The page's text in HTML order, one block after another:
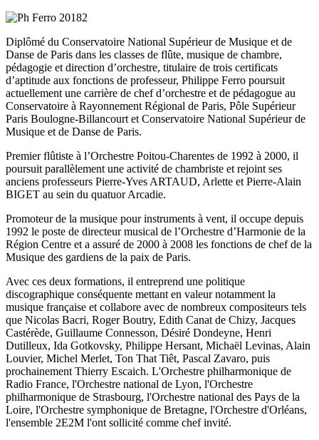
Diplômé du Conservatoire National Supérieur de Musique et de
Danse de Paris dans les classes de flûte, musique de chambre,
pédagogie et direction d’orchestre, titulaire de trois certificats
d’aptitude aux fonctions de professeur, Philippe Ferro poursuit
actuellement une carrière de chef d’orchestre et de pédagogue au
Conservatoire à Rayonnement Régional de Paris, Pôle Supérieur
Paris Boulogne-Billancourt et Conservatoire National Supérieur de
Musique et de Danse de Paris.
Premier flûtiste à l’Orchestre Poitou-Charentes de 1992 à 2000, il
poursuit parallèlement une activité de chambriste et rejoint ses
anciens professeurs Pierre-Yves ARTAUD, Arlette et Pierre-Alain
BIGET au sein du quatuor Arcadie.
Promoteur de la musique pour instruments à vent, il occupe depuis
1992 le poste de directeur musical de l’Orchestre d’Harmonie de la
Région Centre et a assuré de 2000 à 2008 les fonctions de chef de la
Musique des gardiens de la paix de Paris.
Avec ces deux formations, il entreprend une politique
discographique conséquente mettant en valeur notamment la
musique française et collabore avec de nombreux compositeurs tels
que Nicolas Bacri, Roger Boutry, Edith Canat de Chizy, Jacques
Castérède, Guillaume Connesson, Désiré Dondeyne, Henri
Dutilleux, Ida Gotkovsky, Philippe Hersant, Michaël Levinas, Alain
Louvier, Michel Merlet, Ton That Tiêt, Pascal Zavaro, puis
prochainement Thierry Escaich. L'Orchestre philharmonique de
Radio France, l'Orchestre national de Lyon, l'Orchestre
philharmonique de Strasbourg, l'Orchestre national des Pays de la
Loire, l'Orchestre symphonique de Bretagne, l'Orchestre d'Orléans,
l'ensemble 2E2M l'ont sollicité comme chef invité.